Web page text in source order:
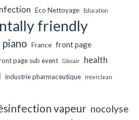
Eco Nettoyage Education
friendly
France front page
page sub event Glosair
health
industrie pharmaceutique Interclean
vapeur nocolyse